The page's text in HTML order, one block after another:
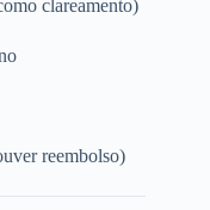
clareamento)
reembolso)